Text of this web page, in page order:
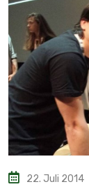
22. Juli 2014